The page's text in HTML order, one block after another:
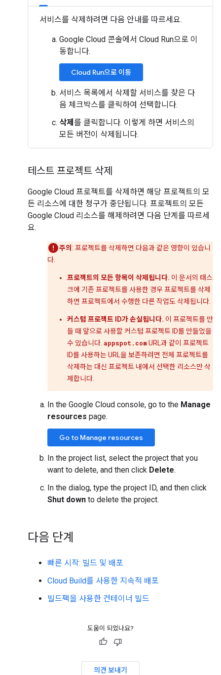
서비스를 삭제하려면 다음 안내를 따르세요.
Google Cloud 콘솔에서 Cloud Run으로 이
동합니다.
Cloud Run으로 이동
서비스 목록에서 삭제할 서비스를 찾은 다
음 체크박스를 클릭하여 선택합니다.
삭제 를 클릭합니다. 이렇게 하면 서비스의
모든 버전이 삭제됩니다.
테스트 프로젝트 삭제
Google Cloud 프로젝트를 삭제하면 해당 프로젝트의 모
든 리소스에 대한 청구가 중단됩니다. 프로젝트의 모든
Google Cloud 리소스를 해제하려면 다음 단계를 따르세
요.
주의 : 프로젝트를 삭제하면 다음과 같은 영향이 있습니
다.
프로젝트의 모든 항목이 삭제됩니다. 이 문서의 태스
크에 기존 프로젝트를 사용한 경우 프로젝트를 삭제
하면 프로젝트에서 수행한 다른 작업도 삭제됩니다.
커스텀 프로젝트 ID가 손실됩니다. 이 프로젝트를 만
들 때 앞으로 사용할 커스텀 프로젝트 ID를 만들었을
수 있습니다. appspot.comURL과 같이 프로젝트
ID를 사용하는 URL을 보존하려면 전체 프로젝트를
삭제하는 대신 프로젝트 내에서 선택한 리소스만 삭
제합니다.
In the Google Cloud console, go to the Manage
resources page.
Go to Manage resources
In the project list, select the project that you
want to delete, and then click Delete.
In the dialog, type the project ID, and then click
Shut down to delete the project.
다음 단계
빠른 시작: 빌드 및 배포
Cloud Build를 사용한 지속적 배포
빌드팩을 사용한 컨테이너 빌드
도움이 되었나요?
의견 보내기